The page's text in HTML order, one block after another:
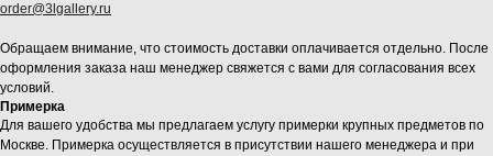
order@3lgallery.ru
Обращаем внимание, что стоимость доставки оплачивается отдельно. После
оформления заказа наш менеджер свяжется с вами для согласования всех
условий.
Примерка
Для вашего удобства мы предлагаем услугу примерки крупных предметов по
Москве. Примерка осуществляется в присутствии нашего менеджера и при